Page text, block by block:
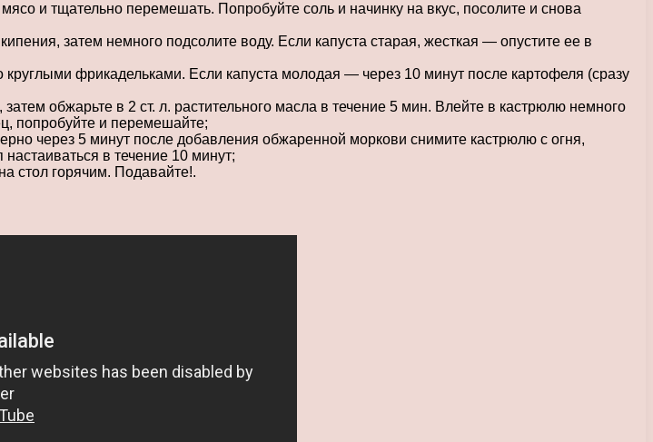
и тщательно перемешать. Попробуйте соль и начинку на вкус, посолите и снова
затем немного подсолите воду. Если капуста старая, жесткая — опустите ее в
фрикадельками. Если капуста молодая — через 10 минут после картофеля (сразу
обжарьте в 2 ст. л. растительного масла в течение 5 мин. Влейте в кастрюлю немного
попробуйте и перемешайте;
через 5 минут после добавления обжаренной моркови снимите кастрюлю с огня,
в течение 10 минут;
стол горячим. Подавайте!.